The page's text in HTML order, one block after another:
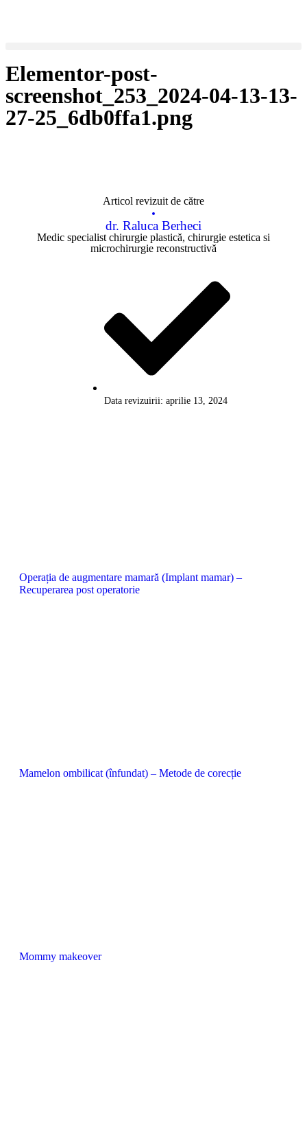
Elementor-post-
screenshot_253_2024-04-13-13-
27-25_6db0ffa1.png
Articol revizuit de către
dr. Raluca Berheci
Medic specialist chirurgie plastică, chirurgie estetica si
microchirurgie reconstructivă
Data revizuirii: aprilie 13, 2024
Operația de augmentare mamară (Implant mamar) –
Recuperarea post operatorie
Mamelon ombilicat (înfundat) – Metode de corecție
Mommy makeover